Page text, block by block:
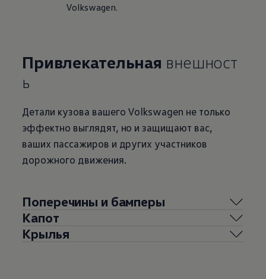
Volkswagen.
Привлекательная внешност
ь
Детали кузова вашего Volkswagen не только
эффектно выглядят, но и защищают вас,
ваших пассажиров и других участников
дорожного движения.
Поперечины и бамперы
Капот
Крылья